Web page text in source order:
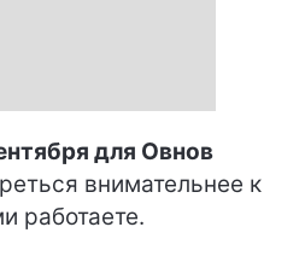
для Овнов
внимательнее к
работаете.